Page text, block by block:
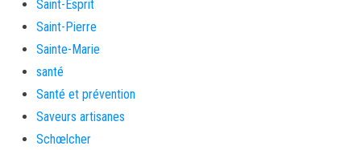
Saint-Esprit
Saint-Pierre
Sainte-Marie
santé
Santé et prévention
Saveurs artisanes
Schœlcher